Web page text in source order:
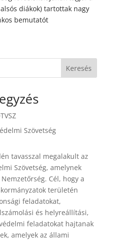
diákok) tartottak nagy
bemutatót
Keresés
Szövetség
tavasszal megalakult az
Szövetség, amelynek
Cél, hogy a
területén
feladatokat,
és helyreállítási,
feladatokat hajtanak
amelyek az állami